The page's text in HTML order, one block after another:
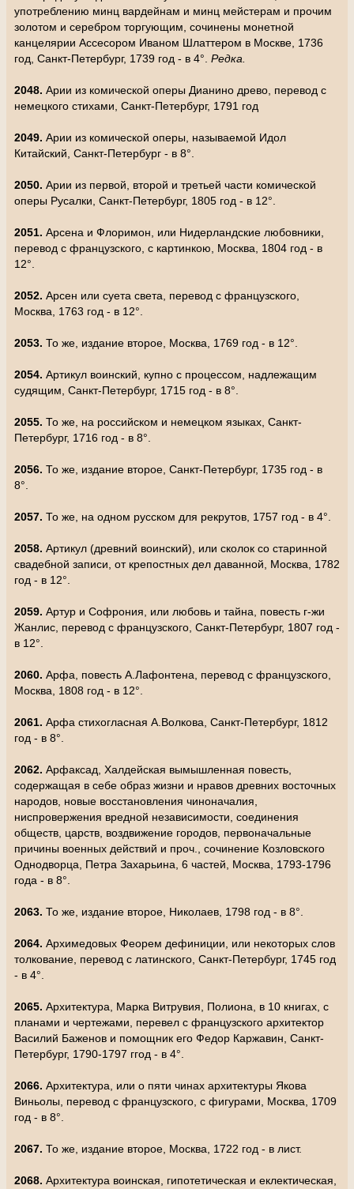
употреблению минц вардейнам и минц мейстерам и прочим
золотом и серебром торгующим, сочинены монетной
канцелярии Ассесором Иваном Шлаттером в Москве, 1736
год, Санкт-Петербург, 1739 год - в 4°. Редка.
2048. Арии из комической оперы Дианино древо, перевод с
немецкого стихами, Санкт-Петербург, 1791 год
2049. Арии из комической оперы, называемой Идол
Китайский, Санкт-Петербург - в 8°.
2050. Арии из первой, второй и третьей части комической
оперы Русалки, Санкт-Петербург, 1805 год - в 12°.
2051. Арсена и Флоримон, или Нидерландские любовники,
перевод с французского, с картинкою, Москва, 1804 год - в
12°.
2052. Арсен или суета света, перевод с французского,
Москва, 1763 год - в 12°.
2053. То же, издание второе, Москва, 1769 год - в 12°.
2054. Артикул воинский, купно с процессом, надлежащим
судящим, Санкт-Петербург, 1715 год - в 8°.
2055. То же, на российском и немецком языках, Санкт-
Петербург, 1716 год - в 8°.
2056. То же, издание второе, Санкт-Петербург, 1735 год - в
8°.
2057. То же, на одном русском для рекрутов, 1757 год - в 4°.
2058. Артикул (древний воинский), или сколок со старинной
свадебной записи, от крепостных дел даванной, Москва, 1782
год - в 12°.
2059. Артур и Софрония, или любовь и тайна, повесть г-жи
Жанлис, перевод с французского, Санкт-Петербург, 1807 год -
в 12°.
2060. Арфа, повесть А.Лафонтена, перевод с французского,
Москва, 1808 год - в 12°.
2061. Арфа стихогласная А.Волкова, Санкт-Петербург, 1812
год - в 8°.
2062. Арфаксад, Халдейская вымышленная повесть,
содержащая в себе образ жизни и нравов древних восточных
народов, новые восстановления чиноначалия,
ниспровержения вредной независимости, соединения
обществ, царств, воздвижение городов, первоначальные
причины военных действий и проч., сочинение Козловского
Однодворца, Петра Захарьина, 6 частей, Москва, 1793-1796
года - в 8°.
2063. То же, издание второе, Николаев, 1798 год - в 8°.
2064. Архимедовых Феорем дефиниции, или некоторых слов
толкование, перевод с латинского, Санкт-Петербург, 1745 год
- в 4°.
2065. Архитектура, Марка Витрувия, Полиона, в 10 книгах, с
планами и чертежами, перевел с французского архитектор
Василий Баженов и помощник его Федор Каржавин, Санкт-
Петербург, 1790-1797 ггод - в 4°.
2066. Архитектура, или о пяти чинах архитектуры Якова
Виньолы, перевод с французского, с фигурами, Москва, 1709
год - в 8°.
2067. То же, издание второе, Москва, 1722 год - в лист.
2068. Архитектура воинская, гипотетическая и еклектическая,